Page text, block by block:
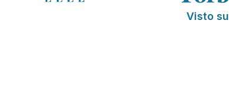
Visto su